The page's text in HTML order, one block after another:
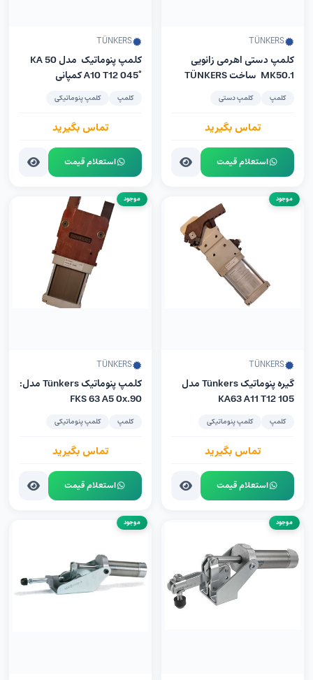
TÜNKERS
کلمپ دستی اهرمی زانویی
MK50.1 ساخت TÜNKERS
کلمپ کلمپ دستی
تماس بگیرید
استعلام قیمت
TÜNKERS
کلمپ پنوماتیک مدل KA 50
A10 T12 045° کمپانی
کلمپ کلمپ پنوماتیکی
تماس بگیرید
استعلام قیمت
موجود
TÜNKERS
گیره پنوماتیک Tünkers مدل
KA63 A11 T12 105
کلمپ کلمپ پنوماتیکی
تماس بگیرید
استعلام قیمت
موجود
TÜNKERS
کلمپ پنوماتیک Tünkers مدل:
FKS 63 A5 0x.90
کلمپ کلمپ پنوماتیکی
تماس بگیرید
استعلام قیمت
موجود موجود